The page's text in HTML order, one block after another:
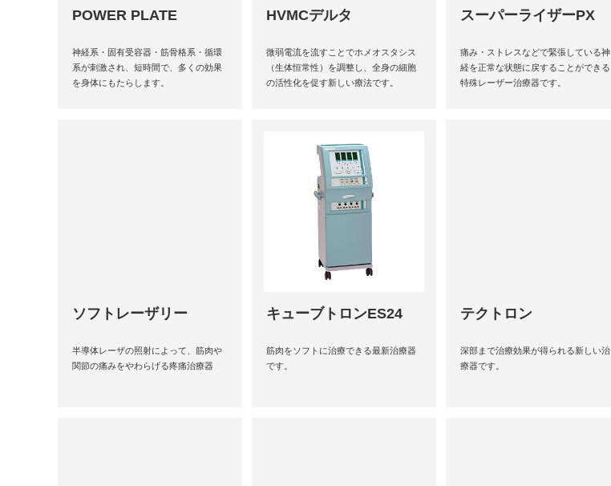
POWER PLATE
神経系・固有受容器・筋骨格系・循環
系が刺激され、短時間で、多くの効果
を身体にもたらします。
HVMCデルタ
微弱電流を流すことでホメオスタシス
（生体恒常性）を調整し、全身の細胞
の活性化を促す新しい療法です。
スーパーライザーPX
痛み・ストレスなどで緊張している神
経を正常な状態に戻することができる
特殊レーザー治療器です。
ソフトレーザリー
半導体レーザの照射によって、筋肉や
関節の痛みをやわらげる疼痛治療器
キューブトロンES24
筋肉をソフトに治療できる最新治療器
です。
テクトロン
深部まで治療効果が得られる新しい治
療器です。